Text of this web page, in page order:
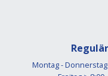
Montag - Donnerstag